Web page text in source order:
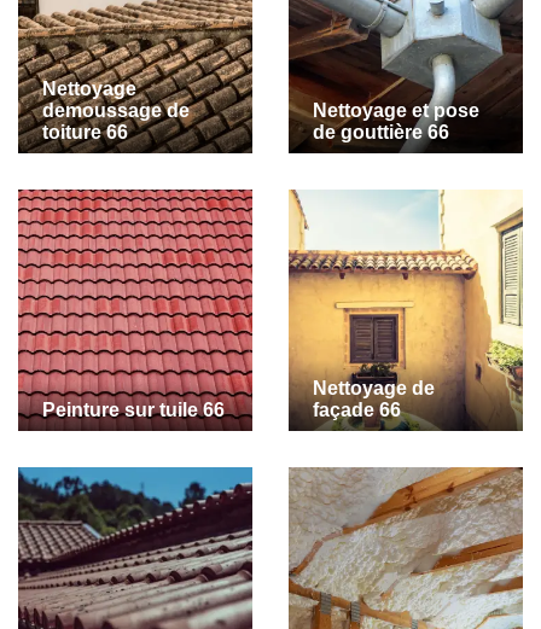
Nettoyage
demoussage de
toiture 66
Nettoyage et pose
de gouttière 66
Peinture sur tuile 66
Nettoyage de
façade 66